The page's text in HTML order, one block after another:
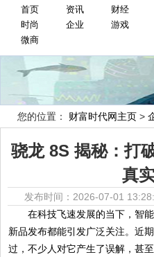
首页 资讯 财经
时尚
企业 游戏
微商
您的位置： 财富时代网主页 >
骁龙 8S 揭秘：打
真
发布时间：2026-07-01
在科技飞速发展的当下，智
新品发布都能引发广泛关注。近
过，不少人对它产生了误解，甚